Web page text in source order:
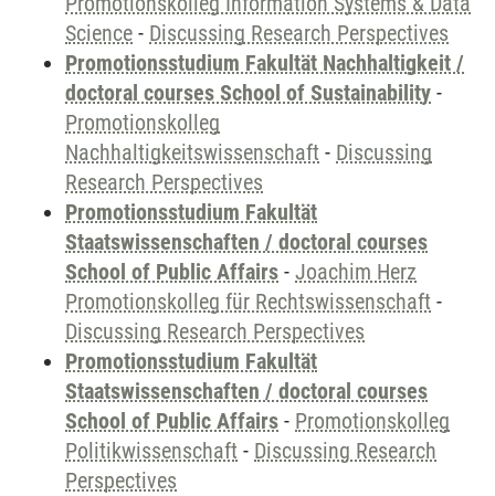
Science - Discussing Research Perspectives
Promotionsstudium Fakultät Nachhaltigkeit /
doctoral courses School of Sustainability -
Promotionskolleg
Nachhaltigkeitswissenschaft - Discussing
Research Perspectives
Promotionsstudium Fakultät
Staatswissenschaften / doctoral courses
School of Public Affairs - Joachim Herz
Promotionskolleg für Rechtswissenschaft -
Discussing Research Perspectives
Promotionsstudium Fakultät
Staatswissenschaften / doctoral courses
School of Public Affairs - Promotionskolleg
Politikwissenschaft - Discussing Research
Perspectives